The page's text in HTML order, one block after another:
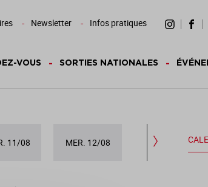
Newsletter Infos pratiques
VOUS SORTIES NATIONALES
11/08 MER. 12/08 JEU. 13/08